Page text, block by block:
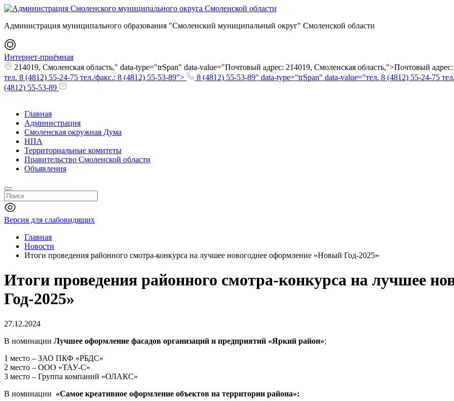
Администрация муниципального образования "Смоленский муниципальный округ" Смоленской области
Интернет-приёмная
214019, Смоленская область," data-type="trSpan" data-value="Почтовый адрес: 214019, Смоленская область,">Почтовый
тел. 8 (4812) 55-24-75 тел./факс.: 8 (4812) 55-53-89">
8 (4812) 55-53-89" data-type="trSpan" data-value="тел. 8 (4812) 55-24-75
(4812) 55-53-89
Главная
Администрация
Смоленская окружная Дума
НПА
Территориальные комитеты
Правительство Смоленской области
Объявления
Версия для слабовидящих
Главная
Новости
Итоги проведения районного смотра-конкурса на лучшее новогоднее оформление «Новый Год-2025»
Итоги проведения районного смотра-конкурса на лучшее
Год-2025»
27.12.2024
В номинации Лучшее оформление фасадов организаций и предприятий «Яркий район»;
1 место – ЗАО ПКФ «РБДС»
2 место – ООО «ТАУ-С»
3 место – Группа компаний «ОЛАКС»
В номинации «Самое креативное оформление объектов на территории района»: